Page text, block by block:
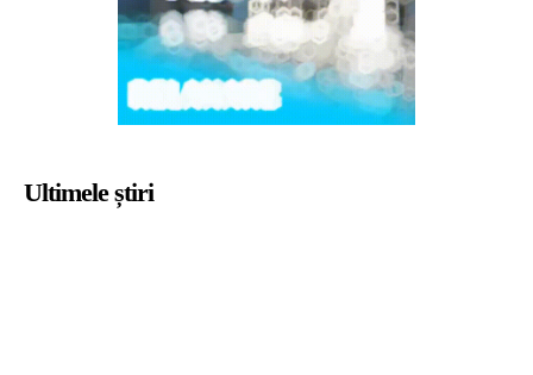
Ultimele știri